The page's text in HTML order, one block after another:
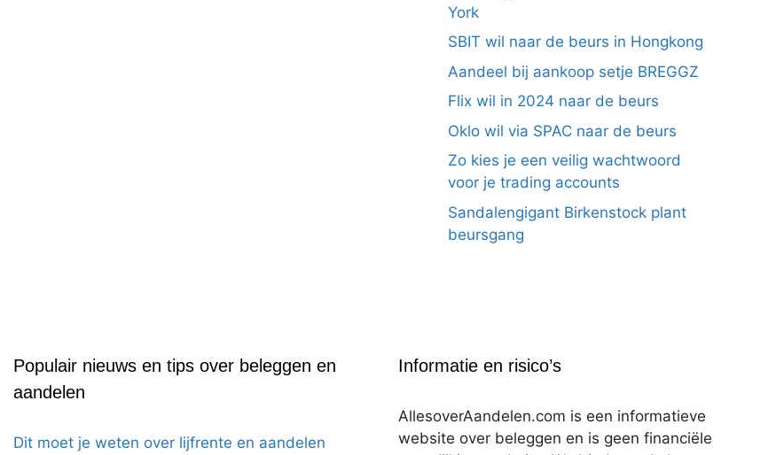
York
SBIT wil naar de beurs in Hongkong
Aandeel bij aankoop setje BREGGZ
Flix wil in 2024 naar de beurs
Oklo wil via SPAC naar de beurs
Zo kies je een veilig wachtwoord
voor je trading accounts
Sandalengigant Birkenstock plant
beursgang
Populair nieuws en tips over beleggen en
aandelen
Dit moet je weten over lijfrente en aandelen
Informatie en risico’s
AllesoverAandelen.com is een informatieve
website over beleggen en is geen financiële